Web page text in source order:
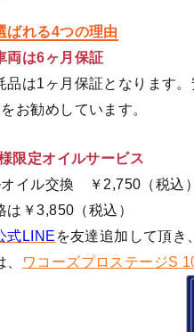
ばれる4つの理由
は6ヶ月保証
品は1ヶ月保証となります
お勧めしています。
限定オイルサービス
オイル交換 ￥2,750（税込
￥3,850（税込）
式LINE を友達追加して頂き
ワコーズプロステージS